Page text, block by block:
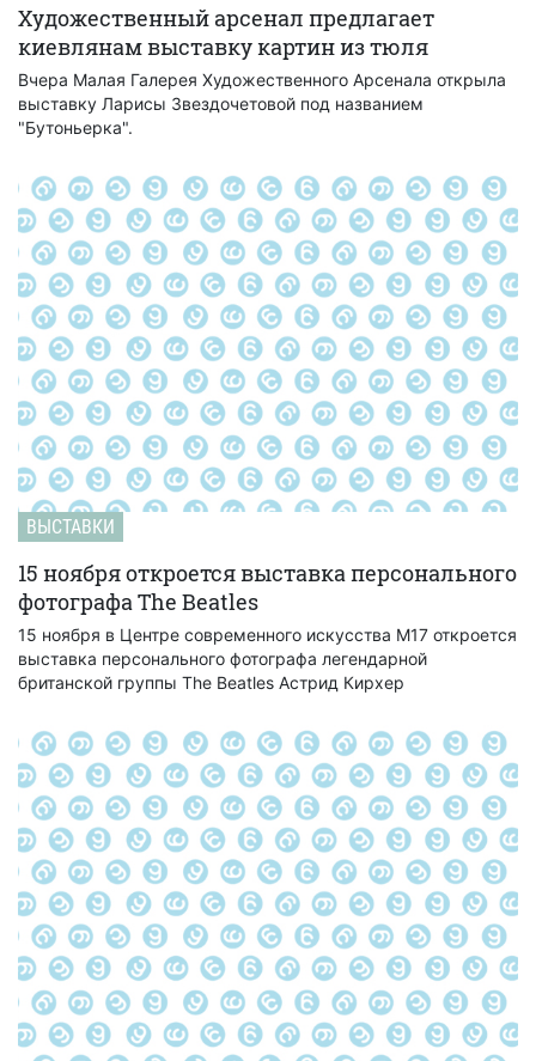
Художественный арсенал предлагает
киевлянам выставку картин из тюля
Вчера Малая Галерея Художественного Арсенала открыла
выставку Ларисы Звездочетовой под названием
"Бутоньерка".
ВЫСТАВКИ
15 ноября откроется выставка персонального
фотографа The Beatles
15 ноября в Центре современного искусства М17 откроется
выставка персонального фотографа легендарной
британской группы The Beatles Астрид Кирхер